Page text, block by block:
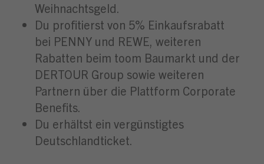
Weihnachtsgeld.
Du profitierst von 5% Einkaufsrabatt
bei PENNY und REWE, weiteren
Rabatten beim toom Baumarkt und der
DERTOUR Group sowie weiteren
Partnern über die Plattform Corporate
Benefits.
Du erhältst ein vergünstigtes
Deutschlandticket.